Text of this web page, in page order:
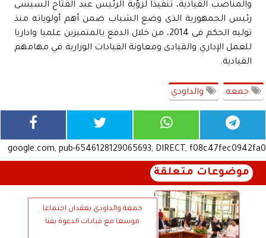
والمناصب القيادية، تنفيذًا لرؤية الرئيس عبد الفتاح السيسى
رئيس الجمهورية الذى وضع الشباب ضمن أهم أولوياته منذ
توليه الحكم فى 2014، من خلال الدفع بالمتميزين علميا واداريا
للعمل الإداري والقيادى ومعاونة القيادات الوزارية في مهامهم
القيادية.
جمعه والداودي
google.com, pub-6546128129065693, DIRECT, f08c47fec0942fa0
موضوعات متعلقة
جمعة والداودي يعقدان اجتماعا
موسعا مع قيادات الدعوة بقنا